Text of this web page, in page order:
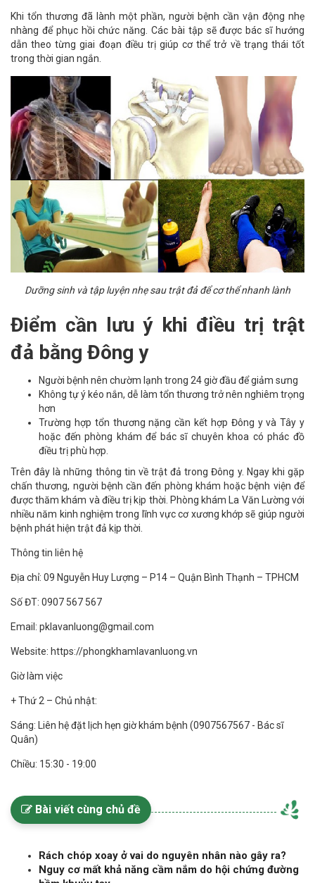
Khi tổn thương đã lành một phần, người bệnh cần vận động nhẹ
nhàng để phục hồi chức năng. Các bài tập sẽ được bác sĩ hướng
dẫn theo từng giai đoạn điều trị giúp cơ thể trở về trạng thái tốt
trong thời gian ngắn.
Dưỡng sinh và tập luyện nhẹ sau trật đả để cơ thể nhanh lành
Điểm cần lưu ý khi điều trị trật
đả bằng Đông y
Người bệnh nên chườm lạnh trong 24 giờ đầu để giảm sưng
Không tự ý kéo nắn, dễ làm tổn thương trở nên nghiêm trọng
hơn
Trường hợp tổn thương nặng cần kết hợp Đông y và Tây y
hoặc đến phòng khám để bác sĩ chuyên khoa có phác đồ
điều trị phù hợp.
Trên đây là những thông tin về trật đả trong Đông y. Ngay khi gặp
chấn thương, người bệnh cần đến phòng khám hoặc bệnh viện để
được thăm khám và điều trị kịp thời. Phòng khám La Văn Lường với
nhiều năm kinh nghiệm trong lĩnh vực cơ xương khớp sẽ giúp người
bệnh phát hiện trật đả kịp thời.
Thông tin liên hệ
Địa chỉ: 09 Nguyễn Huy Lượng – P14 – Quận Bình Thạnh – TPHCM
Số ĐT: 0907 567 567
Email: pklavanluong@gmail.com
Website: https://phongkhamlavanluong.vn
Giờ làm việc
+ Thứ 2 – Chủ nhật:
Sáng: Liên hệ đặt lịch hẹn giờ khám bệnh (0907567567 - Bác sĩ
Quân)
Chiều: 15:30 - 19:00
Bài viết cùng chủ đề
Rách chóp xoay ở vai do nguyên nhân nào gây ra?
Nguy cơ mất khả năng cầm nắm do hội chứng đường